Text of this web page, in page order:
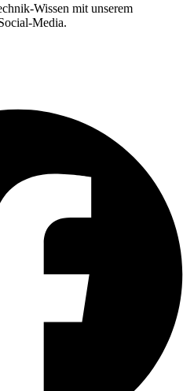
Wissen mit unserem
Media.